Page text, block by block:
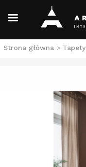
Skip
Strona główna > Tapety